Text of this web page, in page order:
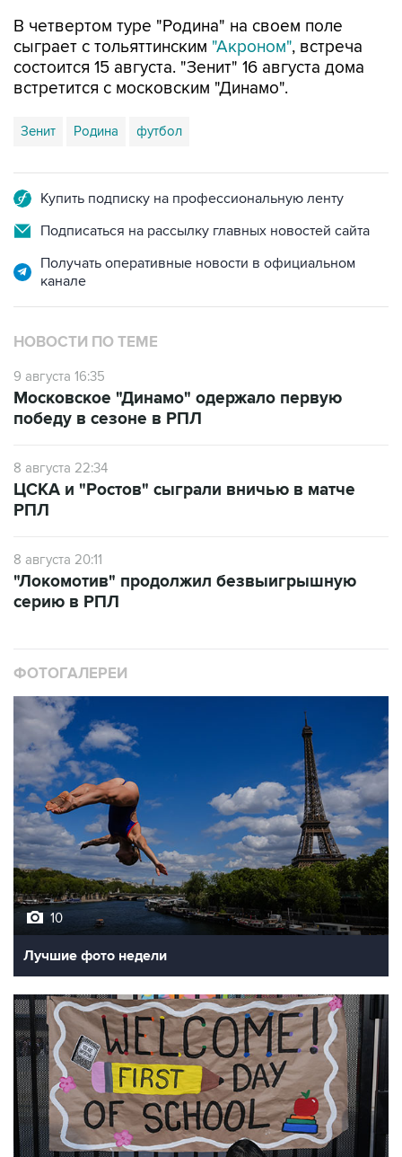
В четвертом туре "Родина" на своем поле
сыграет с тольяттинским "Акроном", встреча
состоится 15 августа. "Зенит" 16 августа дома
встретится с московским "Динамо".
Зенит Родина футбол
Купить подписку на профессиональную ленту
Подписаться на рассылку главных новостей сайта
Получать оперативные новости в официальном
канале
НОВОСТИ ПО ТЕМЕ
9 августа 16:35
Московское "Динамо" одержало первую
победу в сезоне в РПЛ
8 августа 22:34
ЦСКА и "Ростов" сыграли вничью в матче
РПЛ
8 августа 20:11
"Локомотив" продолжил безвыигрышную
серию в РПЛ
ФОТОГАЛЕРЕИ
10
Лучшие фото недели